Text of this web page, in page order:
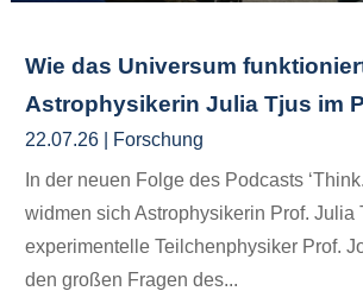
Wie das Universum
Astrophysikerin Julia Tjus im
22.07.26
Forschung
In der neuen Folge des Podcasts
widmen sich Astrophysikerin Prof. Julia
experimentelle Teilchenphysiker Prof.
den großen Fragen des...